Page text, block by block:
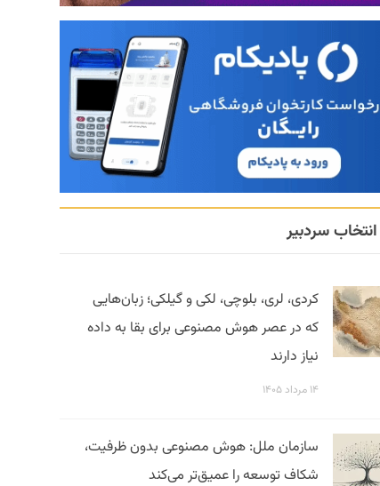
انتخاب سردبیر
کردی، لری، بلوچی، لکی و گیلکی؛ زبان‌هایی
که در عصر هوش مصنوعی برای بقا به داده
نیاز دارند
۱۴ مرداد ۱۴۰۵
سازمان ملل: هوش مصنوعی بدون ظرفیت،
شکاف توسعه را عمیق‌تر می‌کند